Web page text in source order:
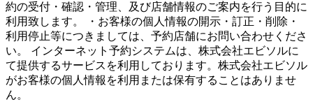
約の受付・確認・管理、及び店舗情報のご案内を行う目的に
利用致します。 ・お客様の個人情報の開示・訂正・削除・
利用停止等につきましては、予約店舗にお問い合わせくださ
い。 インターネット予約システムは、株式会社エビソルに
て提供するサービスを利用しております。株式会社エビソル
がお客様の個人情報を利用または保有することはありませ
ん。